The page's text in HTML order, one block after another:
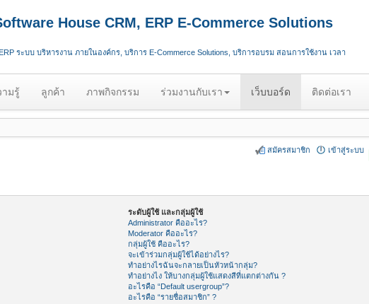
House CRM, ERP E-Commerce Solutions
ระบบ บริหารงาน ภายในองค์กร, บริการ E-Commerce Solutions, บริการอบรม สอนการใช้งาน เวลา
ามรู้ ลูกค้า ภาพกิจกรรม ร่วมงานกับเรา เว็บบอร์ด ติดต่อเรา
เข้าสู่ระบบ
สมัครสมาชิก
ระดับผู้ใช้ และกลุ่มผู้ใช้
Administrator คืออะไร?
Moderator คืออะไร?
กลุ่มผู้ใช้ คืออะไร?
จะเข้าร่วมกลุ่มผู้ใช้ได้อย่างไร?
ทำอย่างไรฉันจะกลายเป็นหัวหน้ากลุ่ม?
ทำอย่างไง ให้บางกลุ่มผู้ใช้แสดงสีที่แตกต่างกัน ?
อะไรคือ “Default usergroup”?
อะไรคือ “รายชื่อสมาชิก” ?